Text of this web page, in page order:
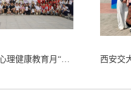
陕西科技大学大学生心理健康教育月“点亮心湖”环湖马拉松活动圆满落幕